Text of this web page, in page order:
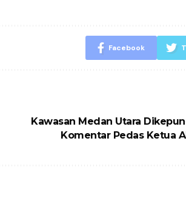
Facebook
Kawasan Medan Utara
Komentar Pedas Ketua